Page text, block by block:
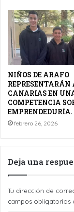
NIÑOS DE ARAFO
REPRESENTARÁN
CANARIAS EN
COMPETENCIA
EMPRENDEDURÍA.
febrero 26, 2026
Deja una
Tu dirección de
campos obligatorios